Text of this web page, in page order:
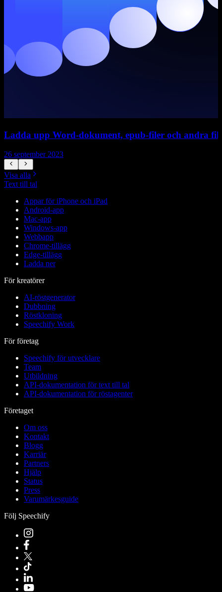
Ladda upp Word-dokument, epub-filer och andra
26 september 2023
Visa alla
Text till tal
Appar för iPhone och iPad
Android-app
Mac-app
Windows-app
Webbapp
Chrome-tillägg
Edge-tillägg
Ladda ner
För kreatörer
AI-röstgenerator
Dubbning
Röstkloning
Speechify Work
För företag
Speechify för utvecklare
Team
Utbildning
API-dokumentation för text till tal
API-dokumentation för röstagenter
Företaget
Om oss
Kontakt
Blogg
Karriär
Partners
Hjälp
Status
Press
Varumärkesguide
Följ Speechify